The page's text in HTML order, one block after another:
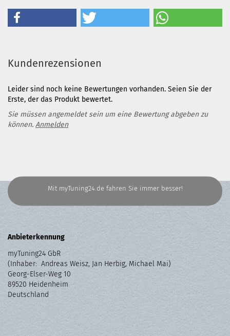
Kundenrezensionen
Leider sind noch keine Bewertungen vorhanden. Seien Sie der
Erste, der das Produkt bewertet.
Sie müssen angemeldet sein um eine Bewertung abgeben zu
können. Anmelden
Mit myTuning24.de fahren Sie immer besser!
Anbieterkennung
myTuning24 GbR
(Inhaber: Andreas Weisz, Jan Herbig, Michael Mai)
Georg-Elser-Weg 10
89520 Heidenheim
Deutschland